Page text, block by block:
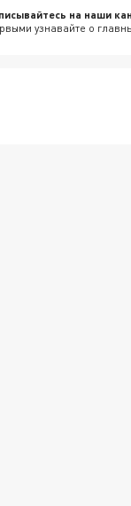
на наши
узнавайте о